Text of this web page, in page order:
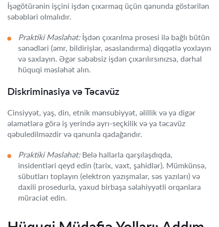
İşəgötürənin işçini işdən çıxarmaq üçün qanunda göstərilən
səbəbləri olmalıdır.
Praktiki Məsləhət:İşdən çıxarılma prosesi ilə bağlı bütün
sənədləri (əmr, bildirişlər, əsaslandırma) diqqətlə yoxlayın
və saxlayın. Əgər səbəbsiz işdən çıxarılırsınızsa, dərhal
hüquqi məsləhət alın.
Diskriminasiya və Təcavüz
Cinsiyyət, yaş, din, etnik mənsubiyyət, əlillik və ya digər
əlamətlərə görə iş yerində ayrı-seçkilik və ya təcavüz
qəbuledilməzdir və qanunla qadağandır.
Praktiki Məsləhət:Belə hallarla qarşılaşdıqda,
insidentləri qeyd edin (tarix, vaxt, şahidlər). Mümkünsə,
sübutları toplayın (elektron yazışmalar, səs yazıları) və
daxili prosedurla, yaxud birbaşa səlahiyyətli orqanlara
müraciət edin.